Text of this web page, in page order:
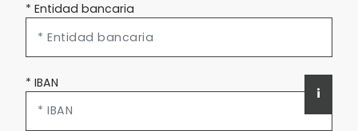
* Entidad bancaria
* IBAN
i